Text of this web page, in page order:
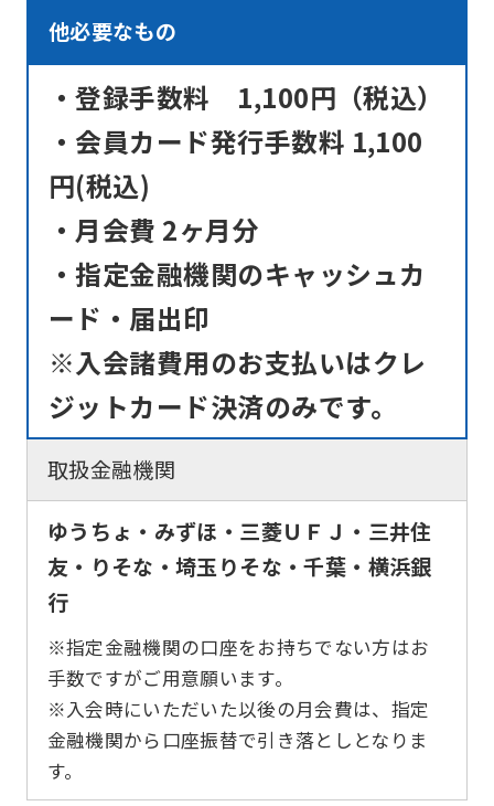
他必要なもの
・登録手数料 1,100円（税込）
・会員カード発行手数料 1,100
円(税込)
・月会費 2ヶ月分
・指定金融機関のキャッシュカ
ード・届出印
※入会諸費用のお支払いはクレ
ジットカード決済のみです。
取扱金融機関
ゆうちょ・みずほ・三菱ＵＦＪ・三井住
友・りそな・埼玉りそな・千葉・横浜銀
行
※指定金融機関の口座をお持ちでない方はお
手数ですがご用意願います。
※入会時にいただいた以後の月会費は、指定
金融機関から口座振替で引き落としとなりま
す。